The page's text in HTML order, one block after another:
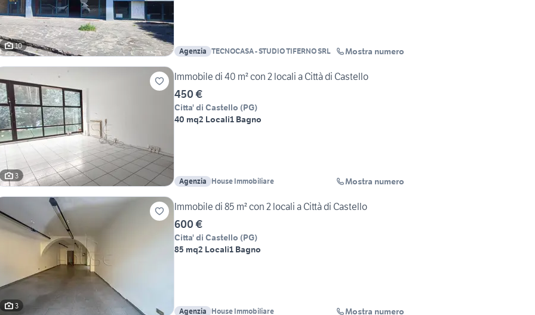
10
Agenzia TECNOCASA - STUDIO TIFERNO SRL Mostra numero
3
Immobile di 40 m² con 2 locali a Città di Castello
450 €
Citta' di Castello (PG)
40 mq2 Locali1 Bagno
Agenzia House Immobiliare Mostra numero
3
Immobile di 85 m² con 2 locali a Città di Castello
600 €
Citta' di Castello (PG)
85 mq2 Locali1 Bagno
Agenzia House Immobiliare Mostra numero